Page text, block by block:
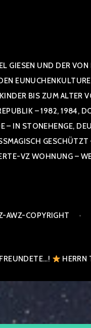
GIESEN UND DER
BIS ZUM ALTER
– 1982, 1984,
STONEHENGE,
VZ WOHNUNG –
AWZ-COPYRIGHT
HERRN